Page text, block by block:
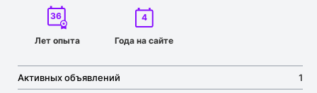
36
Лет опыта
4
Года на сайте
Активных объявлений 1